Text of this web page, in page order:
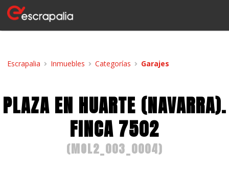
Escrapalia Inmuebles Categorías Garajes
PLAZA EN HUARTE (NAVARRA).
FINCA 7502
(MOL2_003_0004)